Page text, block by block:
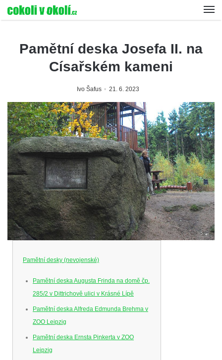
Pamětní deska Josefa II. na
Císařském kameni
Ivo Šafus 21. 6. 2023
Pamětní desky (nevojenské)
Pamětní deska Augusta Frinda na domě čp.
285/2 v Dittrichově ulici v Krásné Lípě
Pamětní deska Alfreda Edmunda Brehma v
ZOO Leipzig
Pamětní deska Ernsta Pinkerta v ZOO
Leipzig